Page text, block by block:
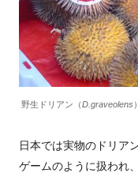
野生ドリアン（D.graveolens
日本では実物のドリア
ゲームのように扱われ